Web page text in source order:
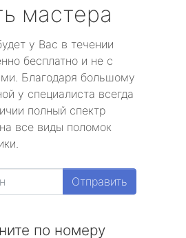
мастера
у Вас в течении
бесплатно и не с
Благодаря большому
у специалиста всегда
полный спектр
все виды поломок
Отправить
по номеру